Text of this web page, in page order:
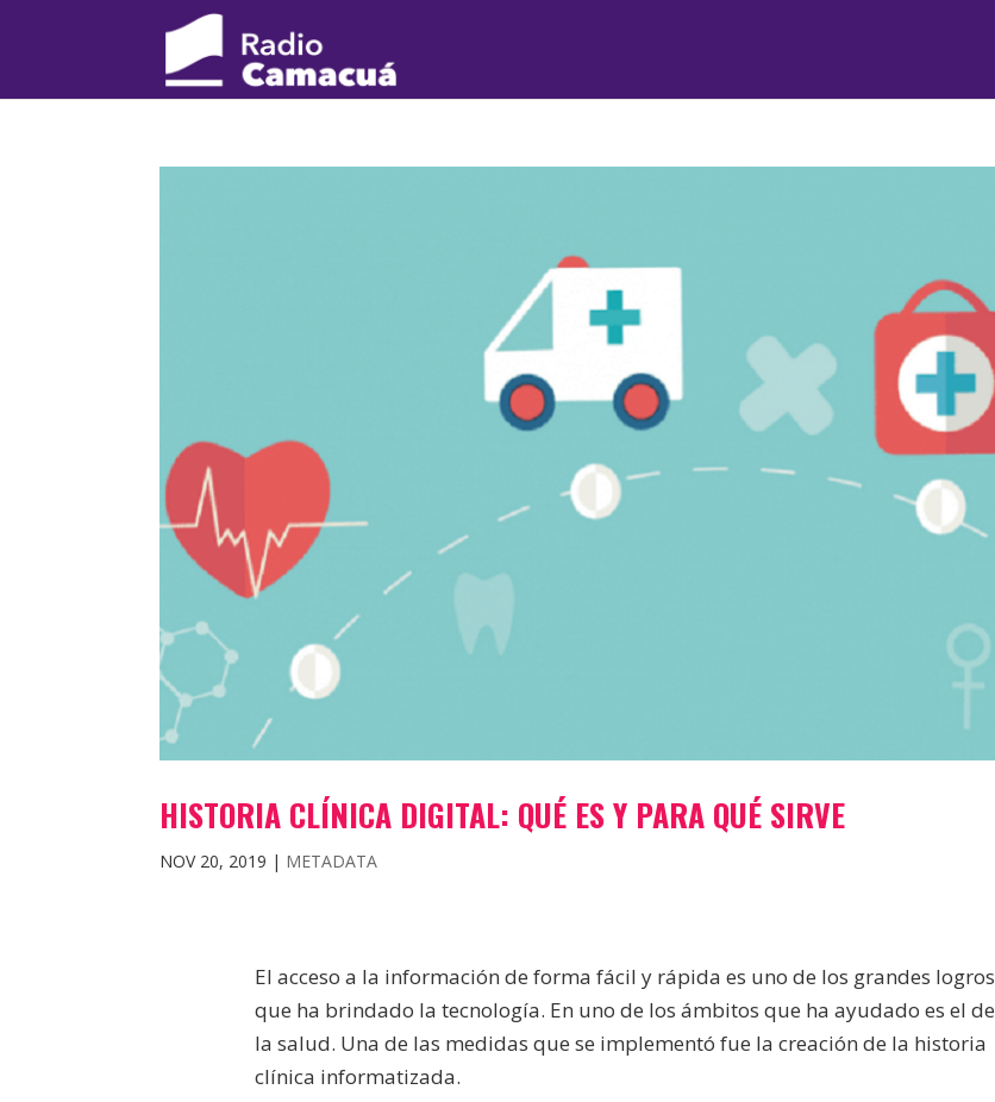
HISTORIA CLÍNICA DIGITAL: QUÉ ES Y PARA QUÉ SIRVE
NOV 20, 2019 | METADATA
El acceso a la información de forma fácil y rápida es uno de los grandes logros
que ha brindado la tecnología. En uno de los ámbitos que ha ayudado es el de
la salud. Una de las medidas que se implementó fue la creación de la historia
clínica informatizada.